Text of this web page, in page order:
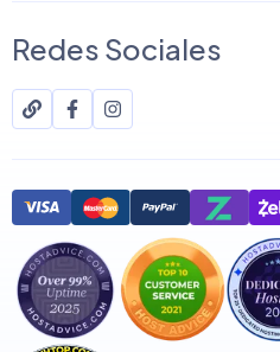
Redes Sociales